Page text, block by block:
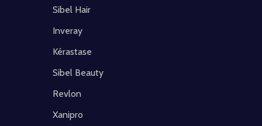
Sibel Hair
Inveray
Kérastase
Sibel Beauty
Revlon
Xanipro